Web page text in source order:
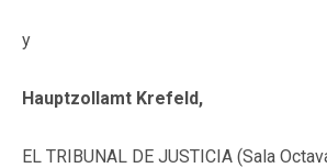
y
Hauptzollamt Krefeld,
EL TRIBUNAL DE JUSTICIA (Sala